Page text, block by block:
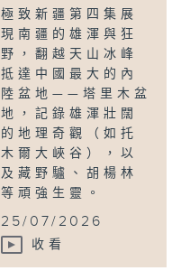
極致新疆第四集展
現南疆的雄渾與狂
野，翻越天山冰峰
抵達中國最大的內
陸盆地——塔里木盆
地，記錄雄渾壯闊
的地理奇觀（如托
木爾大峽谷），以
及藏野驢、胡楊林
等頑強生靈。
25/07/2026
收看